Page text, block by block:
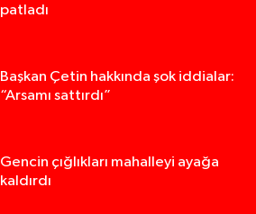
patladı
Başkan Çetin hakkında şok iddialar:
“Arsamı sattırdı”
Gencin çığlıkları mahalleyi ayağa
kaldırdı